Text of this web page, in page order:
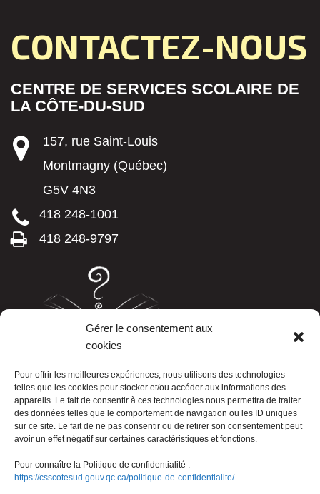
Gérer le consentement aux
cookies
Pour offrir les meilleures expériences, nous utilisons des technologies
telles que les cookies pour stocker et/ou accéder aux informations des
appareils. Le fait de consentir à ces technologies nous permettra de traiter
des données telles que le comportement de navigation ou les ID uniques
sur ce site. Le fait de ne pas consentir ou de retirer son consentement peut
avoir un effet négatif sur certaines caractéristiques et fonctions.
Pour connaître la Politique de confidentialité :
https://csscotesud.gouv.qc.ca/politique-de-confidentialite/
CONTACTEZ-NOUS
CENTRE DE SERVICES SCOLAIRE DE
LA CÔTE-DU-SUD
157, rue Saint-Louis
Montmagny (Québec)
G5V 4N3
418 248-1001
418 248-9797
LISTE TÉLÉPHONIQUE
Nous joindre